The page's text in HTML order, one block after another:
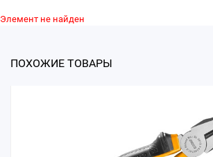
Элемент не найден
ПОХОЖИЕ ТОВАРЫ